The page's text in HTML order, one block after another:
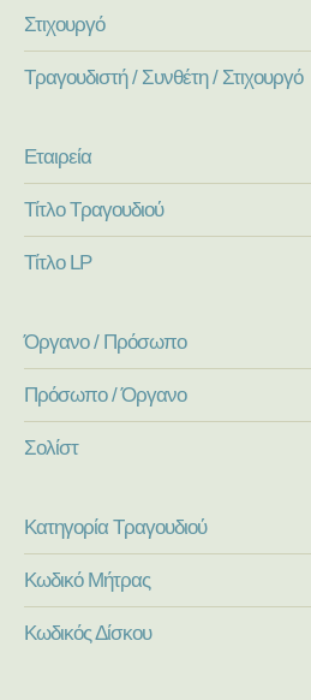
Στιχουργό
Τραγουδιστή / Συνθέτη / Στιχουργό
Εταιρεία
Τίτλο Τραγουδιού
Τίτλο LP
Όργανο / Πρόσωπο
Πρόσωπο / Όργανο
Σολίστ
Κατηγορία Τραγουδιού
Κωδικό Μήτρας
Κωδικός Δίσκου